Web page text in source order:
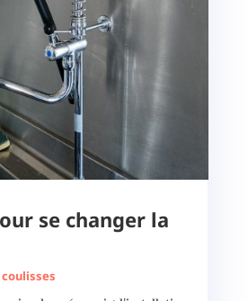
se changer la
coulisses